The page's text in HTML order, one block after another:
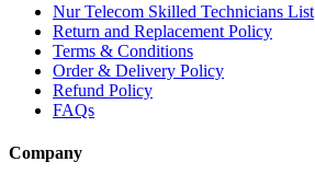
Nur Telecom Skilled Technicians List
Return and Replacement Policy
Terms & Conditions
Order & Delivery Policy
Refund Policy
FAQs
Company